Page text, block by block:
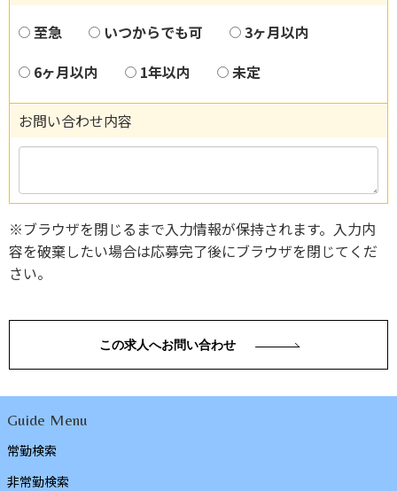
至急 いつからでも可
3ヶ月以内
6ヶ月以内
1年以内 未定
お問い合わせ内容
※ブラウザを閉じるまで入力情報が保持されます。入力内
容を破棄したい場合は応募完了後にブラウザを閉じてくだ
さい。
この求人へお問い合わせ
Guide Menu
常勤検索
非常勤検索